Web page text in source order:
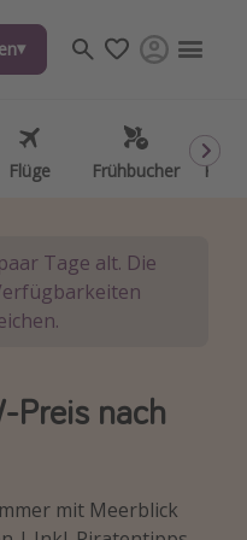
Flüge Frühbucher
Flüge Frühbucher
Tage alt. Die
Preis nach
mit Meerblick